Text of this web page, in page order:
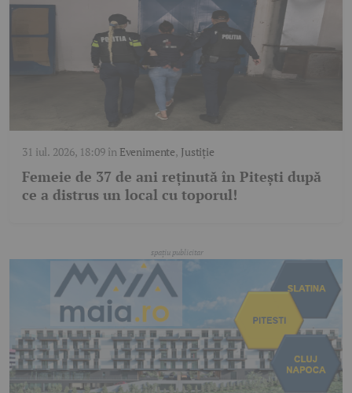
31 iul. 2026, 18:09în Evenimente, Justiție
Femeie de 37 de ani reținută în Pitești după
ce a distrus un local cu toporul!